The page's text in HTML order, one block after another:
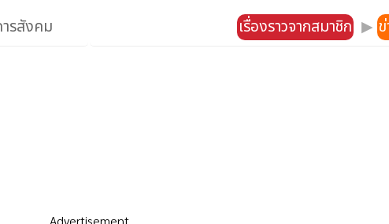
รสังคม เรื่องราวจากสมาชิก ▶
Advertisement